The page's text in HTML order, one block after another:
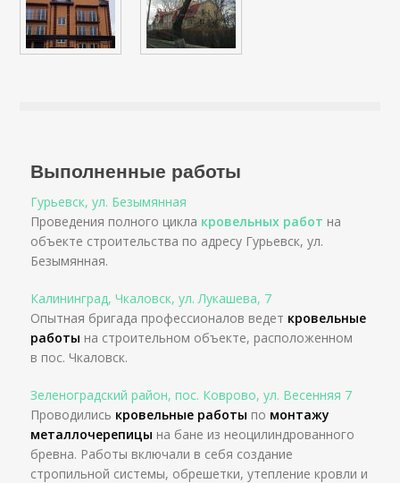
Выполненные работы
Гурьевск, ул. Безымянная
Проведения полного цикла кровельных работ на
объекте строительства по адресу Гурьевск, ул.
Безымянная.
Калининград, Чкаловск, ул. Лукашева, 7
Опытная бригада профессионалов ведет кровельные
работы на строительном объекте, расположенном
в пос. Чкаловск.
Зеленоградский район, пос. Коврово, ул. Весенняя 7
Проводились кровельные работы по монтажу
металлочерепицы на бане из неоцилиндрованного
бревна. Работы включали в себя создание
стропильной системы, обрешетки, утепление кровли и